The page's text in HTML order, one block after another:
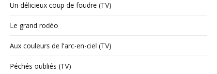
Un délicieux coup de foudre (TV)
Le grand rodéo
Aux couleurs de l'arc-en-ciel (TV)
Péchés oubliés (TV)